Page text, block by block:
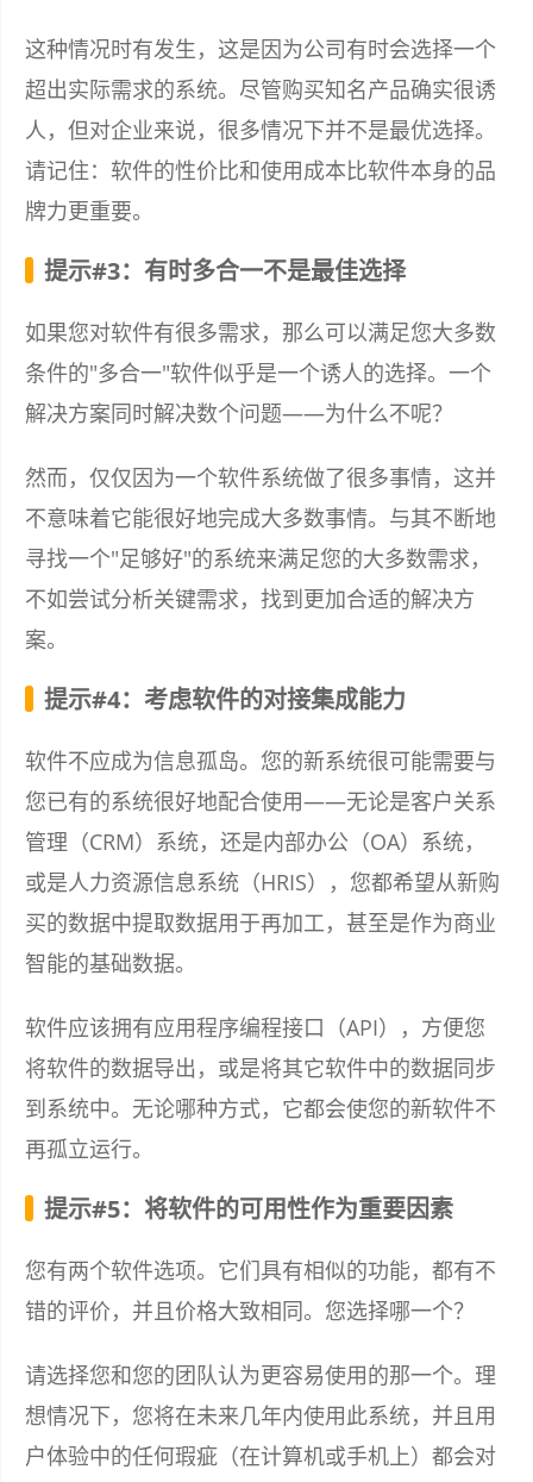
这种情况时有发生，这是因为公司有时会选择一个
超出实际需求的系统。尽管购买知名产品确实很诱
人，但对企业来说，很多情况下并不是最优选择。
请记住：软件的性价比和使用成本比软件本身的品
牌力更重要。
提示#3：有时多合一不是最佳选择
如果您对软件有很多需求，那么可以满足您大多数
条件的"多合一"软件似乎是一个诱人的选择。一个
解决方案同时解决数个问题——为什么不呢？
然而，仅仅因为一个软件系统做了很多事情，这并
不意味着它能很好地完成大多数事情。与其不断地
寻找一个"足够好"的系统来满足您的大多数需求，
不如尝试分析关键需求，找到更加合适的解决方
案。
提示#4：考虑软件的对接集成能力
软件不应成为信息孤岛。您的新系统很可能需要与
您已有的系统很好地配合使用——无论是客户关系
管理（CRM）系统，还是内部办公（OA）系统，
或是人力资源信息系统（HRIS），您都希望从新购
买的数据中提取数据用于再加工，甚至是作为商业
智能的基础数据。
软件应该拥有应用程序编程接口（API），方便您
将软件的数据导出，或是将其它软件中的数据同步
到系统中。无论哪种方式，它都会使您的新软件不
再孤立运行。
提示#5：将软件的可用性作为重要因素
您有两个软件选项。它们具有相似的功能，都有不
错的评价，并且价格大致相同。您选择哪一个？
请选择您和您的团队认为更容易使用的那一个。理
想情况下，您将在未来几年内使用此系统，并且用
户体验中的任何瑕疵（在计算机或手机上）都会对